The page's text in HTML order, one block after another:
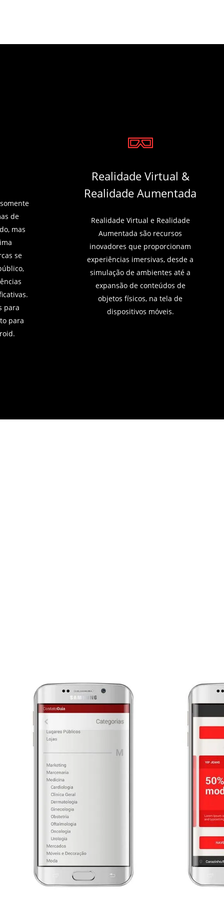
de
mas
se
para
para
Realidade Virtual &
Realidade Aumentada
Realidade Virtual e Realidade
Aumentada são recursos
inovadores que proporcionam
experiências imersivas, desde a
simulação de ambientes até a
expansão de conteúdos de
objetos físicos, na tela de
dispositivos móveis.